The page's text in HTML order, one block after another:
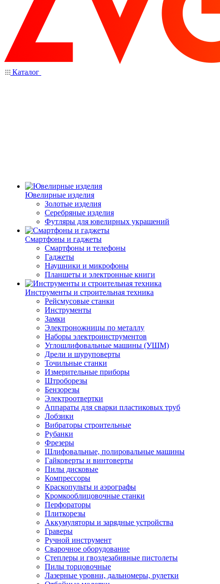
Каталог
Ювелирные изделия
Золотые изделия
Серебряные изделия
Футляры для ювелирных украшений
Смартфоны и гаджеты
Смартфоны и телефоны
Гаджеты
Наушники и микрофоны
Планшеты и электронные книги
Инструменты и строительная техника
Рейсмусовые станки
Инструменты
Замки
Электроножницы по металлу
Наборы электроинструментов
Углошлифовальные машины (УШМ)
Дрели и шуруповерты
Точильные станки
Измерительные приборы
Штроборезы
Бензорезы
Электроотвертки
Аппараты для сварки пластиковых труб
Лобзики
Вибраторы строительные
Рубанки
Фрезеры
Шлифовальные, полировальные машины
Гайковерты и винтоверты
Пилы дисковые
Компрессоры
Краскопульты и аэрографы
Кромкооблицовочные станки
Перфораторы
Плиткорезы
Аккумуляторы и зарядные устройства
Граверы
Ручной инструмент
Сварочное оборудование
Степлеры и гвоздезабивные пистолеты
Пилы торцовочные
Лазерные уровни, дальномеры, рулетки